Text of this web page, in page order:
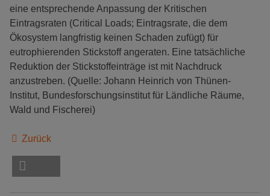
eine entsprechende Anpassung der Kritischen
Eintragsraten (Critical Loads; Eintragsrate, die dem
Ökosystem langfristig keinen Schaden zufügt) für
eutrophierenden Stickstoff angeraten. Eine tatsächliche
Reduktion der Stickstoffeinträge ist mit Nachdruck
anzustreben. (Quelle: Johann Heinrich von Thünen-
Institut, Bundesforschungsinstitut für Ländliche Räume,
Wald und Fischerei)
Zurück